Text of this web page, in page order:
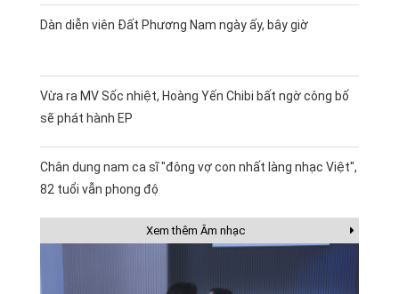
Dàn diễn viên Đất Phương Nam ngày ấy, bây giờ
Vừa ra MV Sốc nhiệt, Hoàng Yến Chibi bất ngờ công bố
sẽ phát hành EP
Chân dung nam ca sĩ "đông vợ con nhất làng nhạc Việt",
82 tuổi vẫn phong độ
Xem thêm Âm nhạc